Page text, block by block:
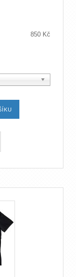
850 Kč